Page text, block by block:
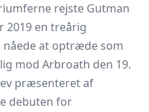
rejste Gutman
2019 en treårig
nåede at optræde som
mod Arbroath den 19.
præsenteret af
debuten for